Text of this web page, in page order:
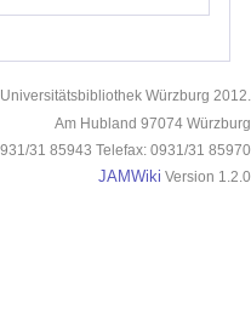
Würzburg 2012.
Am Hubland 97074 Würzburg
31 85943 Telefax: 0931/31 85970
JAMWiki Version 1.2.0